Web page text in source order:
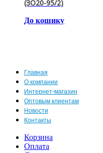
(ЗО20-95/2)
До кошику
Главная
О компании
Интернет-магазин
Оптовым клиентам
Новости
Контакты
Корзина
Оплата